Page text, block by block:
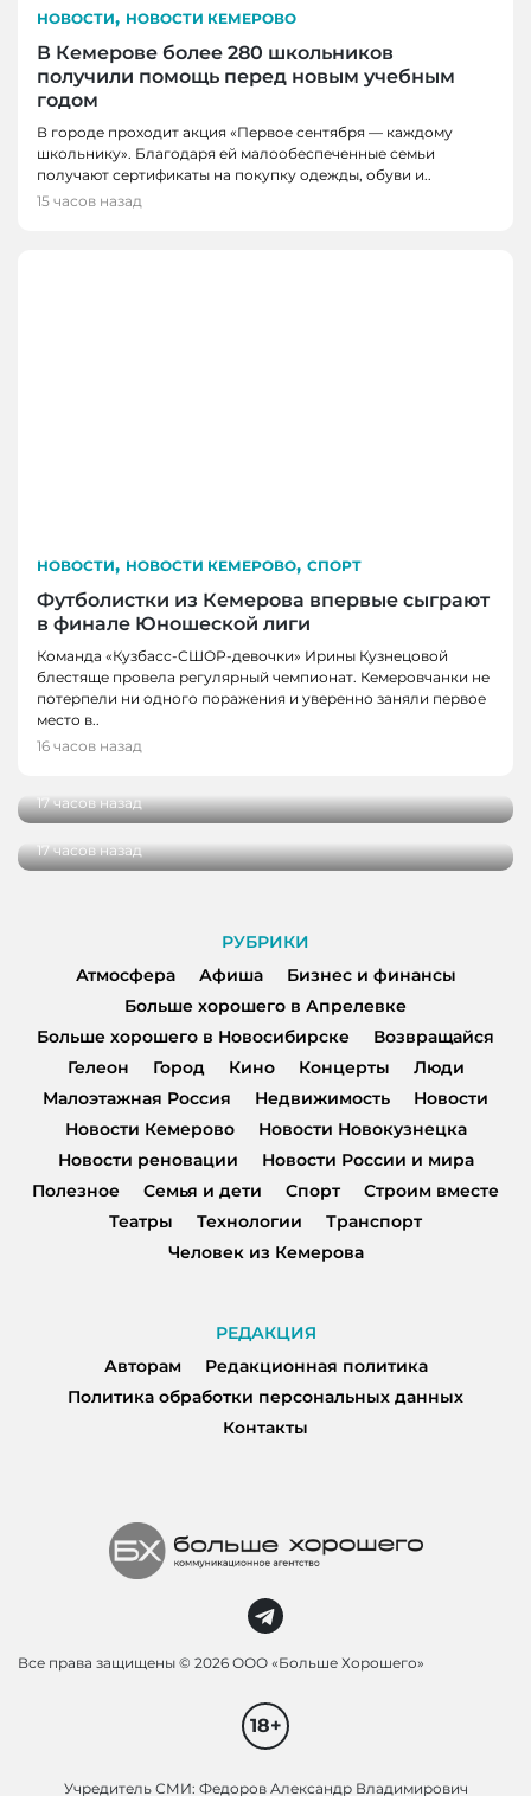
НОВОСТИ, НОВОСТИ КЕМЕРОВО
В Кемерове более 280 школьников
получили помощь перед новым учебным
годом
В городе проходит акция «Первое сентября — каждому
школьнику». Благодаря ей малообеспеченные семьи
получают сертификаты на покупку одежды, обуви и..
15 часов назад
НОВОСТИ, НОВОСТИ КЕМЕРОВО, СПОРТ
Футболистки из Кемерова впервые сыграют
в финале Юношеской лиги
Команда «Кузбасс-СШОР-девочки» Ирины Кузнецовой
блестяще провела регулярный чемпионат. Кемеровчанки не
потерпели ни одного поражения и уверенно заняли первое
место в..
16 часов назад
НОВОСТИ
В Кузбассе школы здоровья посетили более
17 часов назад
НОВОСТИ
поставки топлива для аграриев
17 часов назад
РУБРИКИ
Атмосфера
Афиша
Бизнес и финансы
Больше хорошего в Апрелевке
Больше хорошего в Новосибирске
Возвращайся
Гелеон
Город Кино Концерты
Люди
Малоэтажная Россия
Недвижимость
Новости
Новости Кемерово
Новости Новокузнецка
Новости реновации
Новости России и мира
Полезное
Семья и дети Спорт
Строим вместе
Театры
Технологии
Транспорт
Человек из Кемерова
РЕДАКЦИЯ
Авторам
Редакционная политика
Политика обработки персональных данных
Контакты
Все права защищены © 2026 ООО «Больше Хорошего»
18+
Учредитель СМИ: Федоров Александр Владимирович